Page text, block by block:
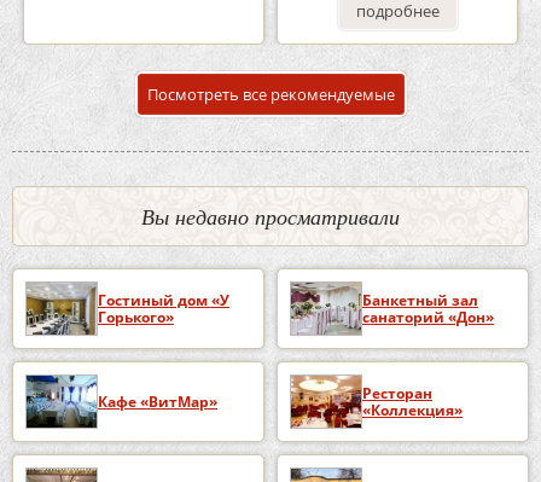
подробнее
Посмотреть все рекомендуемые
Вы недавно просматривали
Гостиный дом «У
Горького»
Банкетный зал
санаторий «Дон»
Кафе «ВитМар»
Ресторан
«Коллекция»